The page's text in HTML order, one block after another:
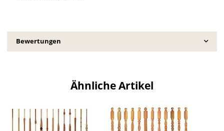
Bewertungen
Ähnliche Artikel